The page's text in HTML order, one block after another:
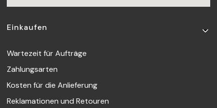
Fußzeilenmenü
Einkaufen
Wartezeit für Aufträge
Zahlungsarten
Kosten für die Anlieferung
Reklamationen und Retouren